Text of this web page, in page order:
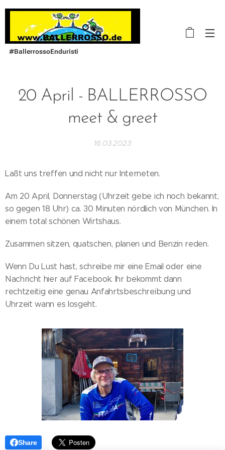
#BallerrossoEnduristi
20 April - BALLERROSSO
meet & greet
16.03.2023
Laßt uns treffen und nicht nur Interneten.
Am 20 April, Donnerstag (Uhrzeit gebe ich noch bekannt,
so gegen 18 Uhr) ca. 30 Minuten nördlich von München. In
einem total schönen Wirtshaus.
Zusammen sitzen, quatschen, planen und Benzin reden.
Wenn Du Lust hast, schreibe mir eine Email oder eine
Nachricht hier auf Facebook. Ihr bekommt dann
rechtzeitig eine genau Anfahrtsbeschreibung und
Uhrzeit wann es losgeht.
Share